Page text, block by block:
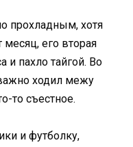
прохладным, хотя
его вторая
и пахло тайгой. Во
ходил межу
то съестное.
и футболку,